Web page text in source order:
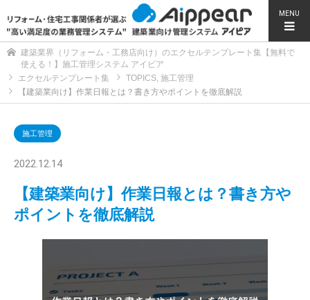
MENU
建築業界（リフォーム・工務店向け）のエクセルテンプレート集【無料で
使える！】施工管理システム アイピア
エクセルテンプレート集
TOPICS, 施工管理
【建築業向け】作業日報とは？書き方やポイントを徹底解説
施工管理
2022.12.14
【建築業向け】作業日報とは？書き方や
ポイントを徹底解説